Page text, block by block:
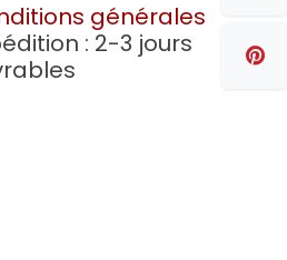
générales
: 2-3 jours